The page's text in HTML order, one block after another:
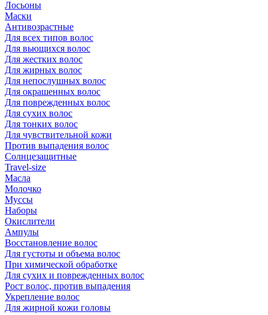
Лосьоны
Маски
Антивозрастные
Для всех типов волос
Для вьющихся волос
Для жестких волос
Для жирных волос
Для непослушных волос
Для окрашенных волос
Для поврежденных волос
Для сухих волос
Для тонких волос
Для чувствительной кожи
Против выпадения волос
Солнцезащитные
Travel-size
Масла
Молочко
Муссы
Наборы
Окислители
Ампулы
Восстановление волос
Для густоты и объема волос
При химической обработке
Для сухих и поврежденных волос
Рост волос, против выпадения
Укрепление волос
Для жирной кожи головы